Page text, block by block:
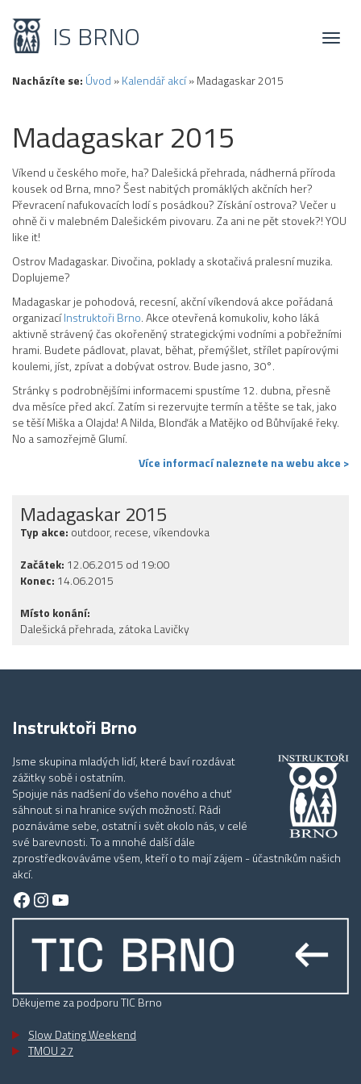
Toggle
IS BRNO
Nacházíte se: Úvod »Kalendář akcí»Madagaskar 2015
Madagaskar 2015
Víkend u českého moře, ha? Dalešická přehrada, nádherná příroda
kousek od Brna, mno? Šest nabitých promáklých akčních her?
Převracení nafukovacích lodí s posádkou? Získání ostrova? Večer u
ohně či v malebném Dalešickém pivovaru. Za ani ne pět stovek?! YOU
like it!
Ostrov Madagaskar. Divočina, poklady a skotačivá pralesní muzika.
Doplujeme?
Madagaskar je pohodová, recesní, akční víkendová akce pořádaná
organizacíInstruktoři Brno. Akce otevřená komukoliv, koho láká
aktivně strávený čas okořeněný strategickými vodními a pobřežními
hrami. Budete pádlovat, plavat, běhat, přemýšlet, střílet papírovými
koulemi, jíst, zpívat a dobývat ostrov. Bude jasno, 30°.
Stránky s podrobnějšími informacemi spustíme 12. dubna, přesně
dva měsíce před akcí. Zatím si rezervujte termín a těšte se tak, jako
se těší Miška a Olajda! A Nilda, Blonďák a Matějko od Bůhvíjaké řeky.
No a samozřejmě Glumí.
Více informací naleznete na webu akce >
Madagaskar 2015
Typ akce: outdoor, recese, víkendovka
Začátek: 12.06.2015 od 19:00
Konec: 14.06.2015
Místo konání:
Dalešická přehrada, zátoka Lavičky
Instruktoři Brno
Jsme skupina mladých lidí, které baví rozdávat
zážitky sobě i ostatním.
Spojuje nás nadšení do všeho nového a chuť
sáhnout si na hranice svých možností. Rádi
poznáváme sebe, ostatní i svět okolo nás, v celé
své barevnosti. To a mnohé další dále
zprostředkováváme všem, kteří o to mají zájem - účastníkům našich
akcí.
Facebook
Instagram
YouTube
Děkujeme za podporu TIC Brno
Slow Dating Weekend
TMOU 27